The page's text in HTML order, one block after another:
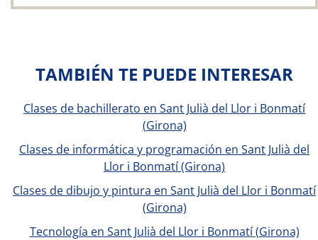
TAMBIÉN TE PUEDE INTERESAR
Clases de bachillerato en Sant Julià del Llor i Bonmatí
(Girona)
Clases de informática y programación en Sant Julià del
Llor i Bonmatí (Girona)
Clases de dibujo y pintura en Sant Julià del Llor i Bonmatí
(Girona)
Tecnología en Sant Julià del Llor i Bonmatí (Girona)